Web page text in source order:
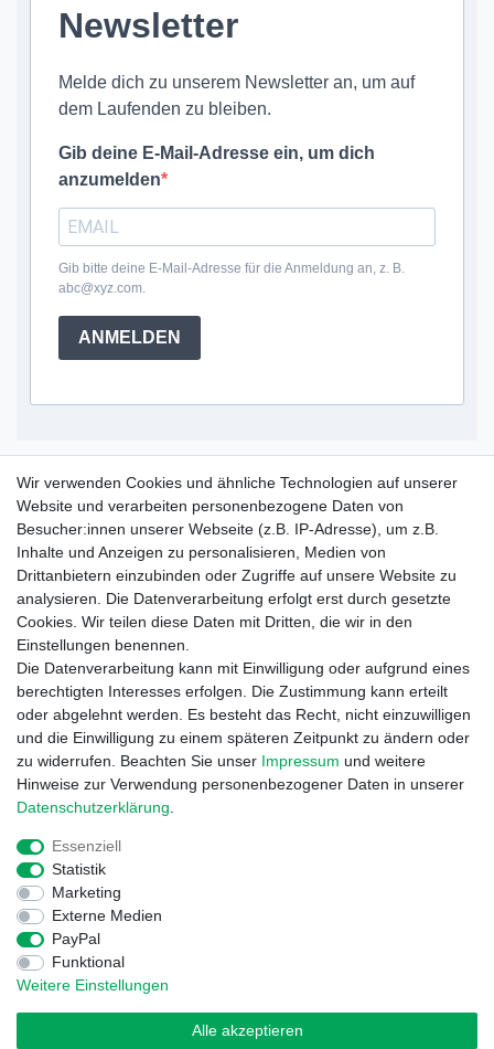
Newsletter
Melde dich zu unserem Newsletter an, um auf
dem Laufenden zu bleiben.
Gib deine E-Mail-Adresse ein, um dich
anzumelden
Gib bitte deine E-Mail-Adresse für die Anmeldung an, z. B.
abc@xyz.com.
ANMELDEN
Service Hotline
+49 (0) 52 50 / 99 290 30
Montag - Freitag, 09:00 - 15:30
Informationen
Zahlung und Versand
Garantieerklärung
Info Reklamationen
Batteriegesetz
Vertrag widerrufen
Widerrufs­recht
Wir verwenden Cookies und ähnliche Technologien auf unserer
Website und verarbeiten personenbezogene Daten von
Besucher:innen unserer Webseite (z.B. IP-Adresse), um z.B.
Inhalte und Anzeigen zu personalisieren, Medien von
Drittanbietern einzubinden oder Zugriffe auf unsere Website zu
analysieren. Die Datenverarbeitung erfolgt erst durch gesetzte
Cookies. Wir teilen diese Daten mit Dritten, die wir in den
Einstellungen benennen.
Die Datenverarbeitung kann mit Einwilligung oder aufgrund eines
berechtigten Interesses erfolgen. Die Zustimmung kann erteilt
oder abgelehnt werden. Es besteht das Recht, nicht einzuwilligen
und die Einwilligung zu einem späteren Zeitpunkt zu ändern oder
zu widerrufen. Beachten Sie unser Impressum und weitere
Hinweise zur Verwendung personenbezogener Daten in unserer
Daten­schutz­erklärung
Essenziell
Statistik
Marketing
Externe Medien
PayPal
Funktional
Weitere Einstellungen
Alle akzeptieren